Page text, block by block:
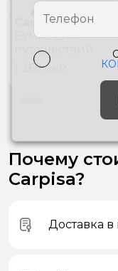
Carpisa
Сумкa для
путешествий
VVA65601942 Powder
1 269лей
Почему
Carpisa?
Доставка